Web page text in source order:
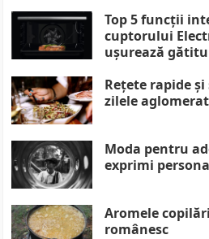
Top 5 funcții
cuptorului
ușurează
Rețete rapide
zilele
Moda pentru
exprimi
Aromele
românesc